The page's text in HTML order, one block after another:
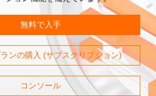
無料で入手
ンの購入 (サブスクリプション)
コンソール